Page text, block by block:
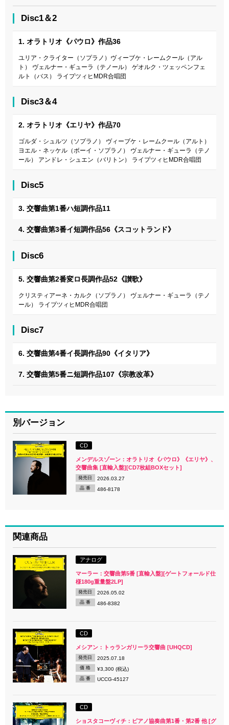
Disc1＆2
1. オラトリオ《パウロ》作品36
ユリア・クライター（ソプラノ）ヴィーブケ・レームクール（アル
ト） ヴェルナー・ギューラ（テノール） ゲオルク・ツェッペンフェ
ルト（バス） ライプツィヒMDR合唱団
Disc3＆4
2. オラトリオ《エリヤ》作品70
ゴルダ・シュルツ（ソプラノ） ヴィーブケ・レームクール（アルト）
ヨエル・ネッケル（ボーイ・ソプラノ） ヴェルナー・ギューラ（テノ
ール） アンドレ・シュエン（バリトン） ライプツィヒMDR合唱団
Disc5
3. 交響曲第1番ハ短調作品11
4. 交響曲第3番イ短調作品56《スコットランド》
Disc6
5. 交響曲第2番変ロ長調作品52《讃歌》
クリスティアーネ・カルク（ソプラノ） ヴェルナー・ギューラ（テノ
ール） ライプツィヒMDR合唱団
Disc7
6. 交響曲第4番イ長調作品90《イタリア》
7. 交響曲第5番ニ短調作品107《宗教改革》
別バージョン
CD
メンデルスゾーン：オラトリオ《パウロ》《エリヤ》、
交響曲集 [直輸入盤][CD7枚組BOXセット]
発売日 2026.03.27
品 番 486-8178
関連商品
アナログ
マーラー：交響曲第5番 [直輸入盤][ゲートフォールド仕
様180g重量盤2LP]
発売日 2026.05.02
品 番 486-8382
CD
メシアン：トゥランガリーラ交響曲 [UHQCD]
発売日 2025.07.18
価 格 ¥3,300 (税込)
品 番 UCCG-45127
CD
ショスタコーヴィチ：ピアノ協奏曲第1番・第2番 他 [グ